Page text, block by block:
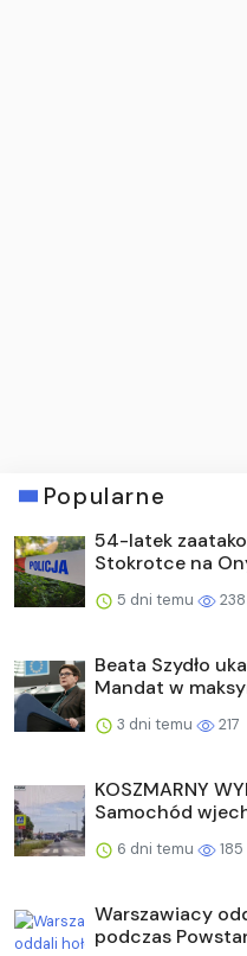
Popularne
54-latek
Stokrotce na
5 dni temu 238
Beata Szydło
Mandat w
3 dni temu 217
KOSZMARNY
Samochód
6 dni temu 185
Warszawiacy
podczas